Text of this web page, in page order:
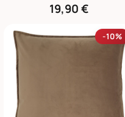
19,90 €
-10%